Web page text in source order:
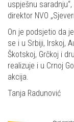
uspješnu
direktor NVO
On je podsjetio da
se i u Srbiji, Irskoj,
Škotskoj, Grčkoj i
realizuje i u Crnoj
akcija.
Tanja Radunović